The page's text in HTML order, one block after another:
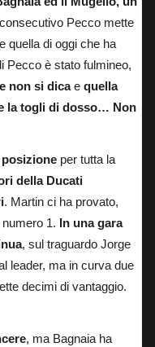
Pecco mette
quella di oggi che ha
Pecco è stato fulmineo,
non si dicae quella
la togli di dosso… Non
per tutta la
dellaDucati
. Martin ci ha provato,
1. In una gara
, sul traguardo Jorge
leader, ma in curva due
decimi di vantaggio.
, ma Bagnaia ha